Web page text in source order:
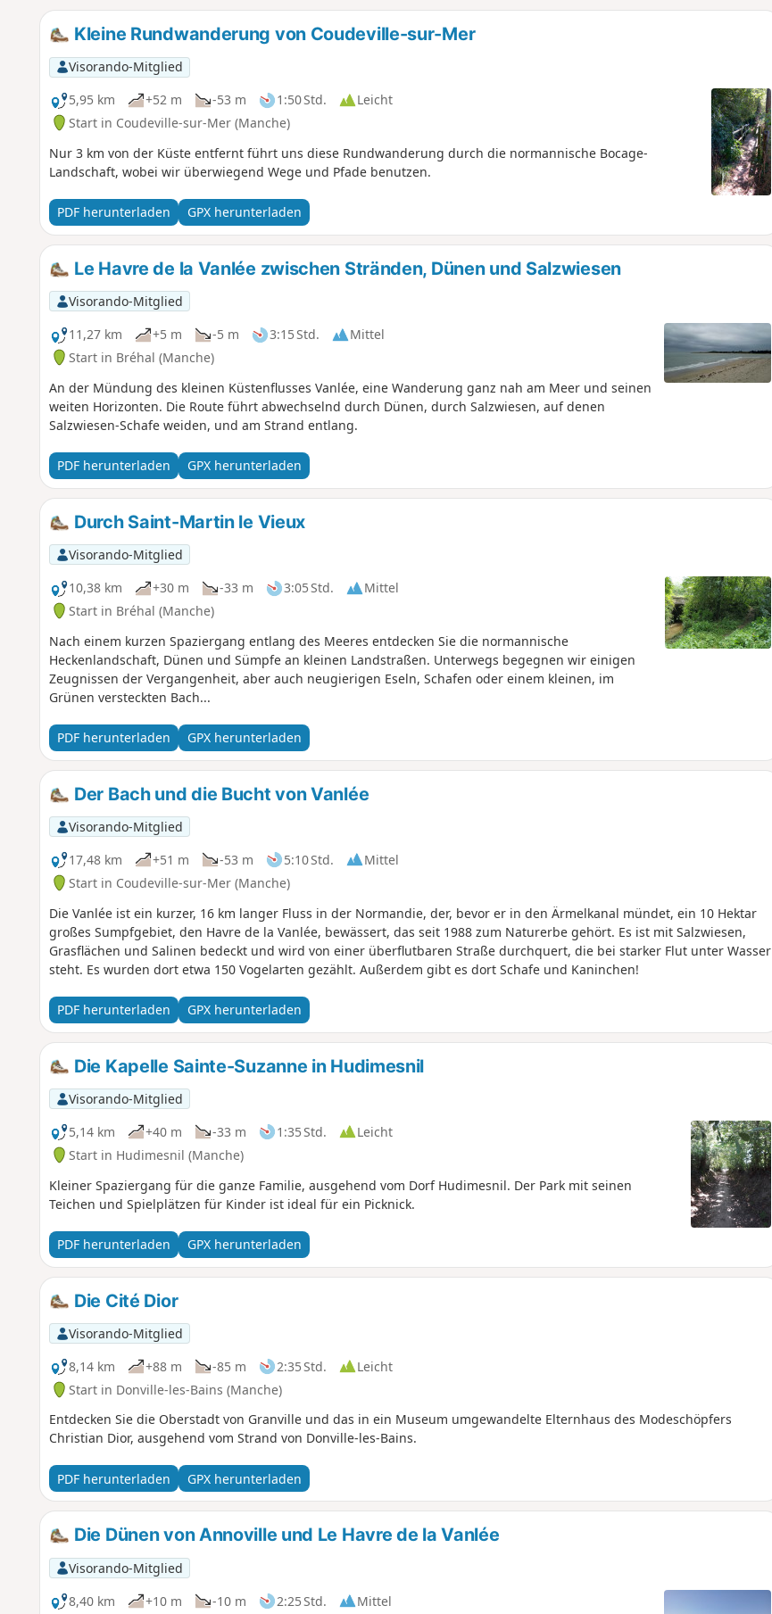
Kleine Rundwanderung von Coudeville-sur-Mer
Visorando-Mitglied
5,95 km
+52 m -53 m 1:50 Std.
Leicht
Start in Coudeville-sur-Mer (Manche)
Nur 3 km von der Küste entfernt führt uns diese Rundwanderung durch die normannische Bocage-
Landschaft, wobei wir überwiegend Wege und Pfade benutzen.
PDF herunterladen GPX herunterladen
Le Havre de la Vanlée zwischen Stränden, Dünen und Salzwiesen
Visorando-Mitglied
11,27 km
+5 m -5 m 3:15 Std.
Mittel
Start in Bréhal (Manche)
An der Mündung des kleinen Küstenflusses Vanlée, eine Wanderung ganz nah am Meer und seinen
weiten Horizonten. Die Route führt abwechselnd durch Dünen, durch Salzwiesen, auf denen
Salzwiesen-Schafe weiden, und am Strand entlang.
PDF herunterladen GPX herunterladen
Durch Saint-Martin le Vieux
Visorando-Mitglied
10,38 km
+30 m -33 m 3:05 Std.
Mittel
Start in Bréhal (Manche)
Nach einem kurzen Spaziergang entlang des Meeres entdecken Sie die normannische
Heckenlandschaft, Dünen und Sümpfe an kleinen Landstraßen. Unterwegs begegnen wir einigen
Zeugnissen der Vergangenheit, aber auch neugierigen Eseln, Schafen oder einem kleinen, im
Grünen versteckten Bach...
PDF herunterladen GPX herunterladen
Der Bach und die Bucht von Vanlée
Visorando-Mitglied
17,48 km
+51 m -53 m 5:10 Std.
Mittel
Start in Coudeville-sur-Mer (Manche)
Die Vanlée ist ein kurzer, 16 km langer Fluss in der Normandie, der, bevor er in den Ärmelkanal mündet, ein 10 Hektar
großes Sumpfgebiet, den Havre de la Vanlée, bewässert, das seit 1988 zum Naturerbe gehört. Es ist mit Salzwiesen,
Grasflächen und Salinen bedeckt und wird von einer überflutbaren Straße durchquert, die bei starker Flut unter Wasser
steht. Es wurden dort etwa 150 Vogelarten gezählt. Außerdem gibt es dort Schafe und Kaninchen!
PDF herunterladen GPX herunterladen
Die Kapelle Sainte-Suzanne in Hudimesnil
Visorando-Mitglied
5,14 km
+40 m -33 m 1:35 Std.
Leicht
Start in Hudimesnil (Manche)
Kleiner Spaziergang für die ganze Familie, ausgehend vom Dorf Hudimesnil. Der Park mit seinen
Teichen und Spielplätzen für Kinder ist ideal für ein Picknick.
PDF herunterladen GPX herunterladen
Die Cité Dior
Visorando-Mitglied
8,14 km
+88 m -85 m 2:35 Std.
Leicht
Start in Donville-les-Bains (Manche)
Entdecken Sie die Oberstadt von Granville und das in ein Museum umgewandelte Elternhaus des Modeschöpfers
Christian Dior, ausgehend vom Strand von Donville-les-Bains.
PDF herunterladen GPX herunterladen
Die Dünen von Annoville und Le Havre de la Vanlée
Visorando-Mitglied
8,40 km
+10 m -10 m 2:25 Std.
Mittel